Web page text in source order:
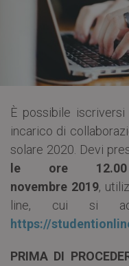
È possibile
incarico di
solare 2020. Devi
le ore
novembre 2019,
line, cui si
https://
PRIMA DI